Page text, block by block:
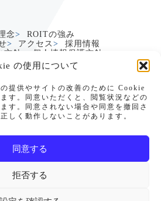
の使用について
提供やサイトの改善のために Cookie
す。同意いただくと、閲覧状況などの
す。同意されない場合や同意を撤回さ
しく動作しないことがあります。
同意する
拒否する
念
ROITの強み
アクセス
採用情報
方針
個人情報保護方針
グローバルDXサービス
生成AI活用支援
テンプレート
スお問い合わせ